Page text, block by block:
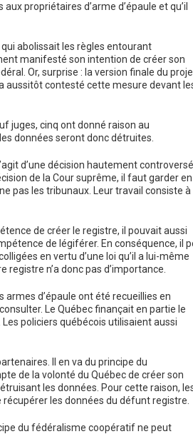
propriétaires d’arme d’épaule et qu’il
abolissait les règles entourant
manifesté son intention de créer son
Or, surprise : la version finale du
aussitôt contesté cette mesure devant
juges, cinq ont donné raison au
données seront donc détruites.
d’une décision hautement
de la Cour suprême, il faut garder en
pas les tribunaux. Leur travail consiste à
de créer le registre, il pouvait aussi
de légiférer. En conséquence, il
en vertu d’une loi qu’il a lui-même
n’a donc pas d’importance.
d’épaule ont été recueillies en
Le Québec finançait en partie le
policiers québécois utilisaient aussi
Il en va du principe du
de la volonté du Québec de créer son
les données. Pour cette raison,
les données du défunt registre.
du fédéralisme coopératif ne peut